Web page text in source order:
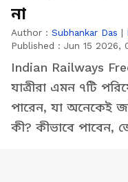
না
Author : Subhankar Das |
Published : Jun 15 2026,
Indian Railways
যাত্রীরা এমন ৭টি
পারেন, যা অনেকেই
কী? কীভাবে পাবেন,